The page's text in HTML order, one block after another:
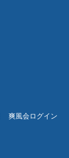
爽風会ログイン